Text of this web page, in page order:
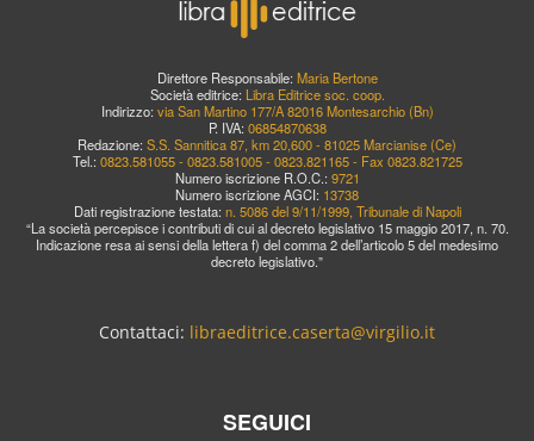
Direttore Responsabile: Maria Bertone
Società editrice: Libra Editrice soc. coop.
Indirizzo: via San Martino 177/A 82016 Montesarchio (Bn)
P. IVA: 06854870638
Redazione: S.S. Sannitica 87, km 20,600 - 81025 Marcianise (Ce)
Tel.: 0823.581055 - 0823.581005 - 0823.821165 - Fax 0823.821725
Numero iscrizione R.O.C.: 9721
Numero iscrizione AGCI: 13738
Dati registrazione testata: n. 5086 del 9/11/1999, Tribunale di Napoli
“La società percepisce i contributi di cui al decreto legislativo 15 maggio 2017, n. 70.
Indicazione resa ai sensi della lettera f) del comma 2 dell’articolo 5 del medesimo
decreto legislativo.”
Contattaci: libraeditrice.caserta@virgilio.it
SEGUICI